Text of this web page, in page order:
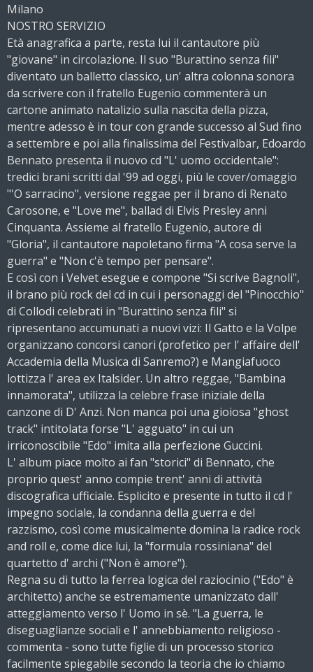
Milano
NOSTRO SERVIZIO
Età anagrafica a parte, resta lui il cantautore più
"giovane" in circolazione. Il suo "Burattino senza fili"
diventato un balletto classico, un' altra colonna sonora
da scrivere con il fratello Eugenio commenterà un
cartone animato natalizio sulla nascita della pizza,
mentre adesso è in tour con grande successo al Sud fino
a settembre e poi alla finalissima del Festivalbar, Edoardo
Bennato presenta il nuovo cd "L' uomo occidentale":
tredici brani scritti dal '99 ad oggi, più le cover/omaggio
"'O sarracino", versione reggae per il brano di Renato
Carosone, e "Love me", ballad di Elvis Presley anni
Cinquanta. Assieme al fratello Eugenio, autore di
"Gloria", il cantautore napoletano firma "A cosa serve la
guerra" e "Non c'è tempo per pensare".
E così con i Velvet esegue e compone "Si scrive Bagnoli",
il brano più rock del cd in cui i personaggi del "Pinocchio"
di Collodi celebrati in "Burattino senza fili" si
ripresentano accumunati a nuovi vizi: Il Gatto e la Volpe
organizzano concorsi canori (profetico per l' affaire dell'
Accademia della Musica di Sanremo?) e Mangiafuoco
lottizza l' area ex Italsider. Un altro reggae, "Bambina
innamorata", utilizza la celebre frase iniziale della
canzone di D' Anzi. Non manca poi una gioiosa "ghost
track" intitolata forse "L' agguato" in cui un
irriconoscibile "Edo" imita alla perfezione Guccini.
L' album piace molto ai fan "storici" di Bennato, che
proprio quest' anno compie trent' anni di attività
discografica ufficiale. Esplicito e presente in tutto il cd l'
impegno sociale, la condanna della guerra e del
razzismo, così come musicalmente domina la radice rock
and roll e, come dice lui, la "formula rossiniana" del
quartetto d' archi ("Non è amore").
Regna su di tutto la ferrea logica del raziocinio ("Edo" è
architetto) anche se estremamente umanizzato dall'
atteggiamento verso l' Uomo in sè. "La guerra, le
diseguaglianze sociali e l' annebbiamento religioso -
commenta - sono tutte figlie di un processo storico
facilmente spiegabile secondo la teoria che io chiamo